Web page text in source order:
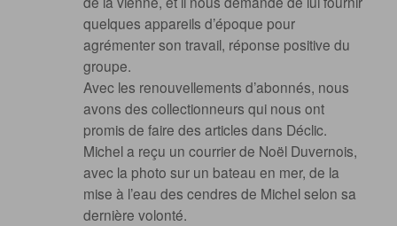
quelques appareils d’époque pour
agrémenter son travail, réponse positive du
groupe.
Avec les renouvellements d’abonnés, nous
avons des collectionneurs qui nous ont
promis de faire des articles dans Déclic.
Michel a reçu un courrier de Noël Duvernois,
avec la photo sur un bateau en mer, de la
mise à l’eau des cendres de Michel selon sa
dernière volonté.